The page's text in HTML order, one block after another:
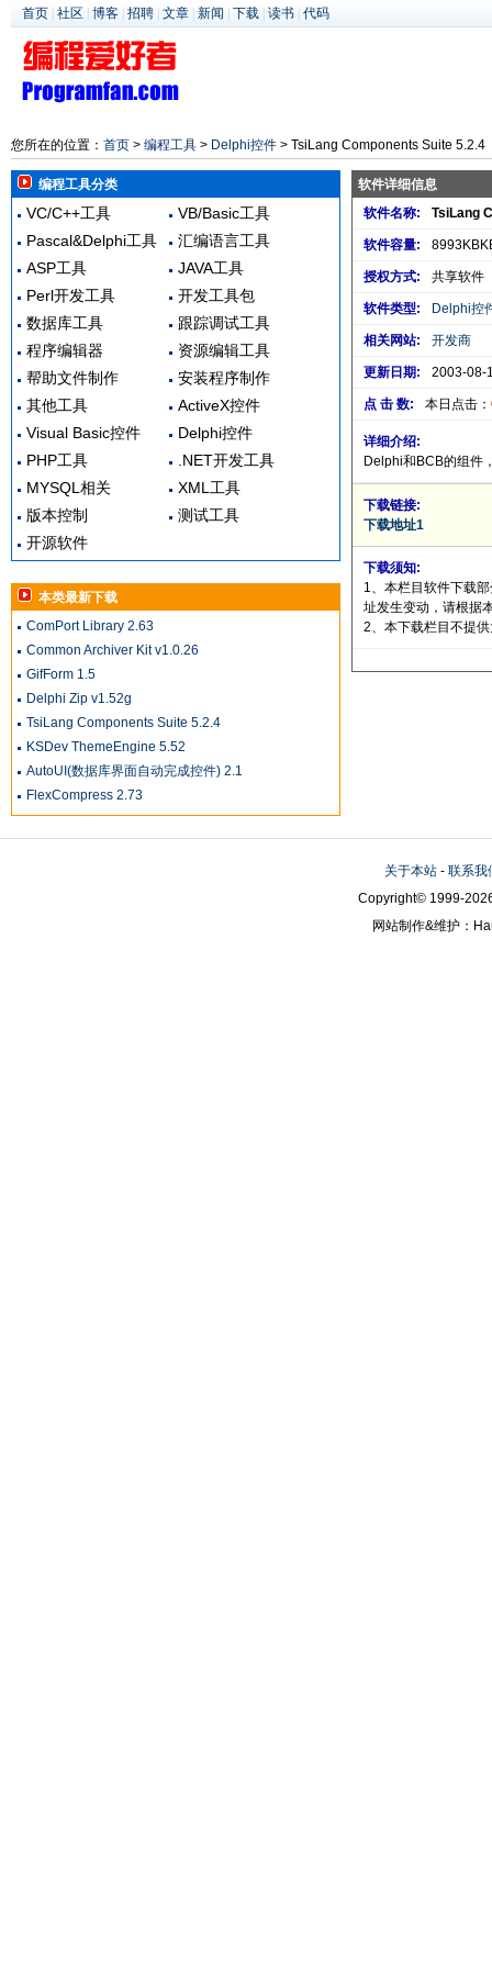
首页 社区 博客 招聘 文章 新闻 下载 读书 代码
您所在的位置： 首页 > 编程工具 > Delphi控件 > TsiLang Components Suite 5.2.4
编程工具分类
VC/C++工具
VB/Basic工具
Pascal&Delphi工具
汇编语言工具
ASP工具
JAVA工具
Perl开发工具
开发工具包
数据库工具
跟踪调试工具
程序编辑器
资源编辑工具
帮助文件制作
安装程序制作
其他工具
ActiveX控件
Visual Basic控件
Delphi控件
PHP工具
.NET开发工具
MYSQL相关
XML工具
版本控制
测试工具
开源软件
本类最新下载
ComPort Library 2.63
Common Archiver Kit v1.0.26
GifForm 1.5
Delphi Zip v1.52g
TsiLang Components Suite 5.2.4
KSDev ThemeEngine 5.52
AutoUI(数据库界面自动完成控件) 2.1
FlexCompress 2.73
软件详细信息
软件名称:
TsiLang
软件容量:
授权方式: 共享软件
软件类型: Delphi控
相关网站: 开发商
更新日期: 2003-08-
点 击 数: 本日点击：
详细介绍:
Delphi和BCB的组件
下载链接:
下载地址1
下载须知:
1、本栏目软件下载
址发生变动，请根据
2、本下载栏目不提
关于本站 - 联系我
Copyright© 1999-
网站制作&维护：